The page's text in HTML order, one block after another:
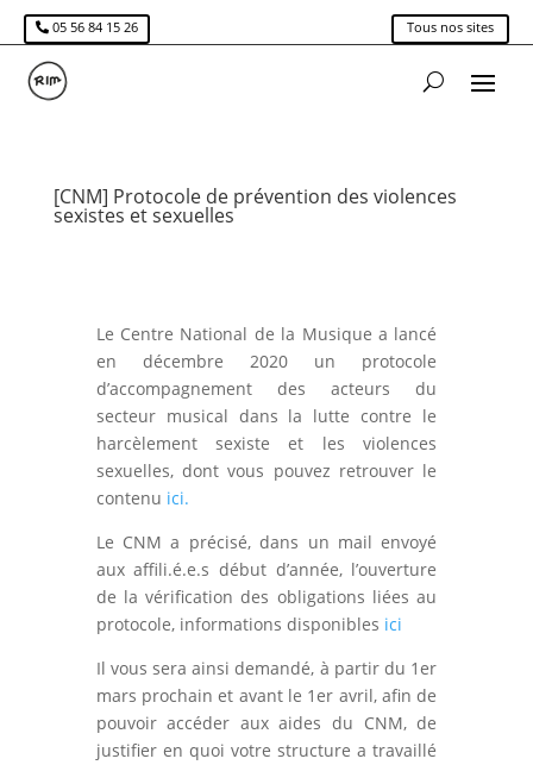
05 56 84 15 26 Tous nos sites
[CNM] Protocole de prévention des violences
sexistes et sexuelles
Le Centre National de la Musique a lancé
en décembre 2020 un protocole
d’accompagnement des acteurs du
secteur musical dans la lutte contre le
harcèlement sexiste et les violences
sexuelles, dont vous pouvez retrouver le
contenu ici.
Le CNM a précisé, dans un mail envoyé
aux affili.é.e.s début d’année, l’ouverture
de la vérification des obligations liées au
protocole, informations disponibles ici
Il vous sera ainsi demandé, à partir du 1er
mars prochain et avant le 1er avril, afin de
pouvoir accéder aux aides du CNM, de
justifier en quoi votre structure a travaillé